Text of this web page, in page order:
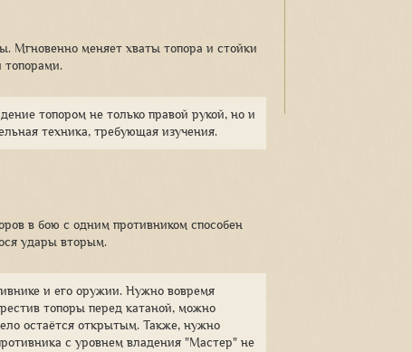
Мгновенно меняет хваты топора и стойки
топорами.
топором не только правой рукой, но и
техника, требующая изучения.
в бою с одним противником способен
удары вторым.
и его оружии. Нужно вовремя
топоры перед катаной, можно
остаётся открытым. Также, нужно
с уровнем владения "Мастер" не